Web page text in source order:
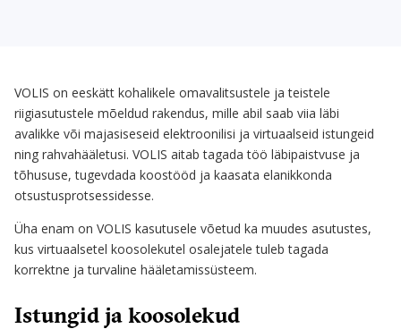
VOLIS on eeskätt kohalikele omavalitsustele ja teistele
riigiasutustele mõeldud rakendus, mille abil saab viia läbi
avalikke või majasiseseid elektroonilisi ja virtuaalseid istungeid
ning rahvahääletusi. VOLIS aitab tagada töö läbipaistvuse ja
tõhususe, tugevdada koostööd ja kaasata elanikkonda
otsustusprotsessidesse.
Üha enam on VOLIS kasutusele võetud ka muudes asutustes,
kus virtuaalsetel koosolekutel osalejatele tuleb tagada
korrektne ja turvaline hääletamissüsteem.
Istungid ja koosolekud